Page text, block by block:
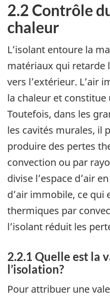
2.2 Contrôle
chaleur
L’isolant entoure la
matériaux qui retarde
vers l’extérieur. L’air
la chaleur et constitue
Toutefois, dans les
les cavités murales, il
produire des pertes
convection ou par
divise l’espace d’air
d’air immobile, ce qui
thermiques par
l’isolant réduit les
2.2.1 Quelle est la
l’isolation?
Pour attribuer une